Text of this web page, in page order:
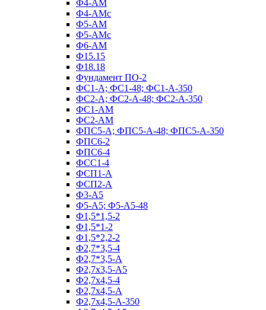
Ф4-АМ
Ф4-АМс
Ф5-АМ
Ф5-АМс
Ф6-АМ
Ф15.15
Ф18.18
Фундамент ПО‑2
ФС1-А; ФС1-48; ФС1-А-350
ФС2-А; ФС2-А-48; ФС2-А-350
ФС1-АМ
ФС2-АМ
ФПС5-А; ФПС5-А-48; ФПС5-А-350
ФПС6-2
ФПС6-4
ФСС1-4
ФСП1-А
ФСП2-А
Ф3-А5
Ф5-А5; Ф5-А5-48
Ф1,5*1,5-2
Ф1,5*1-2
Ф1,5*2,2-2
Ф2,7*3,5-4
Ф2,7*3,5-А
Ф2,7х3,5-А5
Ф2,7х4,5-4
Ф2,7х4,5-А
Ф2,7х4,5-А-350